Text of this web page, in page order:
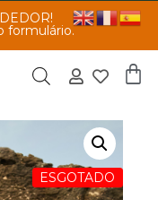
formulário.
ESGOTADO